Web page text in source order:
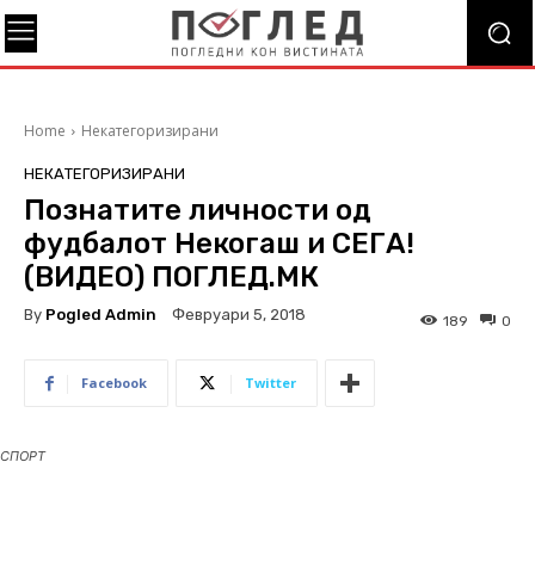
Home Некатегоризирани
НЕКАТЕГОРИЗИРАНИ
Познатите личности од
фудбалот Некогаш и СЕГА!
(ВИДЕО) ПОГЛЕД.МК
By Pogled Admin Февруари 5, 2018 0
189
Facebook Twitter
СПОРТ